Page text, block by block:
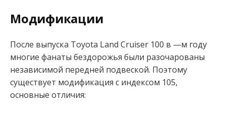
Модификации
После выпуска Toyota Land Cruiser 100 в —м году
многие фанаты бездорожья были разочарованы
независимой передней подвеской. Поэтому
существует модификация с индексом 105,
основные отличия: